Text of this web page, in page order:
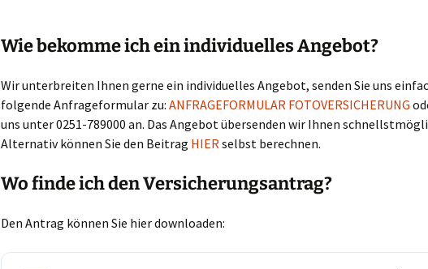
Wie bekomme ich ein individuelles Angebot?
Wir unterbreiten Ihnen gerne ein individuelles Angebot, senden Sie uns
folgende Anfrageformular zu: ANFRAGEFORMULAR FOTOVERSICHERUNG
uns unter 0251-789000 an. Das Angebot übersenden wir Ihnen
Alternativ können Sie den Beitrag HIERselbst berechnen.
Wo finde ich den Versicherungsantrag?
Den Antrag können Sie hier downloaden: